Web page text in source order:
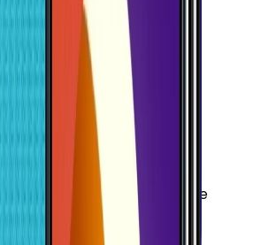
12 Ay
gününde
Cihaz Nedir?
Galaxy M13 Yeşil 128 GB ile